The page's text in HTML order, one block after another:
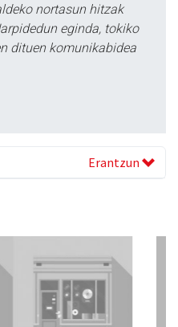
nortasun hitzak
eginda, tokiko
dituen komunikabidea
Erantzun